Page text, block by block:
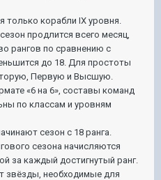
корабли IX уровня.
продлится всего месяц,
рангов по сравнению с
до 18. Для простоты
Первую и Высшую.
«6 на 6», составы команд
по классам и уровням
сезон с 18 ранга.
сезона начисляются
за каждый достигнутый ранг.
звёзды, необходимые для